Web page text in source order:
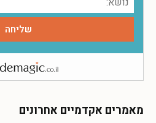
מאמרים אקדמיים אחרונים